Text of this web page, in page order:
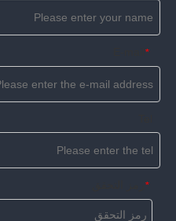
*
*